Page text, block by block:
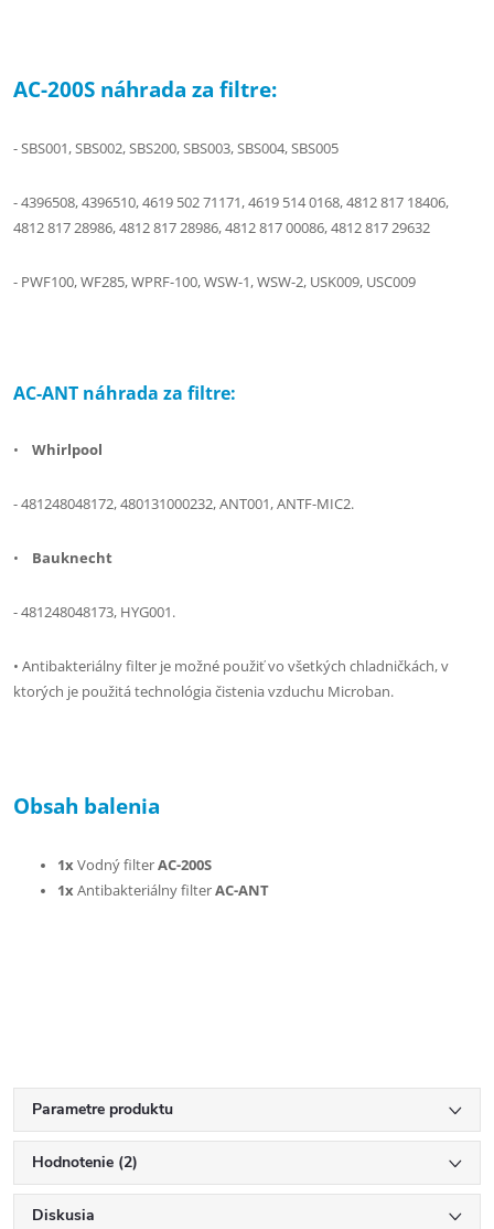
AC-200S náhrada za filtre:
- SBS001, SBS002, SBS200, SBS003, SBS004, SBS005
- 4396508, 4396510, 4619 502 71171, 4619 514 0168, 4812 817 18406,
4812 817 28986, 4812 817 28986, 4812 817 00086, 4812 817 29632
- PWF100, WF285, WPRF-100, WSW-1, WSW-2, USK009, USC009
AC-ANT náhrada za filtre:
• Whirlpool
- 481248048172, 480131000232, ANT001, ANTF-MIC2.
• Bauknecht
- 481248048173, HYG001.
• Antibakteriálny filter je možné použiť vo všetkých chladničkách, v
ktorých je použitá technológia čistenia vzduchu Microban.
Obsah balenia
1x Vodný filterAC-200S
1x Antibakteriálny filterAC-ANT
Parametre produktu
Hodnotenie (2)
Diskusia